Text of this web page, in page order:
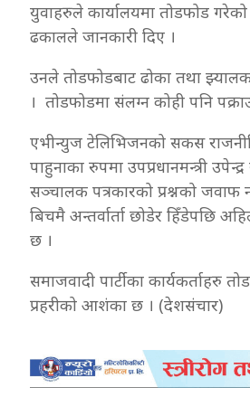
युवाहरुले कार्यालयमा तोडफोड
ढकालले जानकारी दिए ।
उनले तोडफोडबाट ढोका तथा
। तोडफोडमा संलग्न कोही पनि
एभीन्युज टेलिभिजनको सकस
पाहुनाका रुपमा उपप्रधानमन्त्री
सञ्चालक पत्रकारको प्रश्नको
बिचमै अन्तर्वार्ता छोडेर हिँडेपछि
छ ।
समाजवादी पार्टीका कार्यकर्ताहरु
प्रहरीको आशंका छ । (देशसंचार)